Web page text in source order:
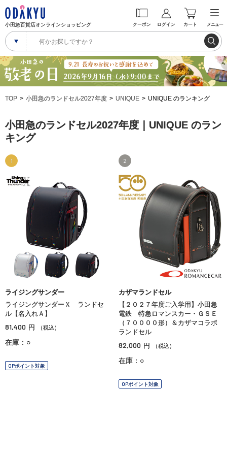
小田急百貨店オンラインショッピング クーポン ログイン カート メニュー
TOP 小田急のランドセル2027年度 UNIQUE UNIQUE のランキング
小田急のランドセル2027年度｜UNIQUE のラン
キング
1
ライジングサンダー
ライジングサンダーＸ ランドセ
ル【名入れＡ】
81,400 円 （税込）
在庫：○
OPポイント対象
2
カザマランドセル
【２０２７年度ご入学用】小田急
電鉄 特急ロマンスカー・ＧＳＥ
（７００００形）＆カザマコラボ
ランドセル
82,000 円 （税込）
在庫：○
OPポイント対象